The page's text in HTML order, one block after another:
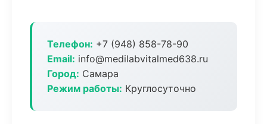
Телефон: +7 (948) 858-78-90
Email: info@medilabvitalmed638.ru
Город: Самара
Режим работы: Круглосуточно